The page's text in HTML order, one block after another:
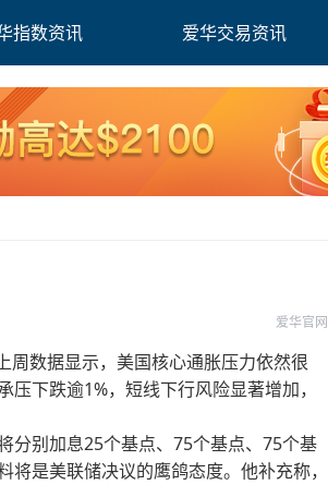
指数资讯 爱华交易资讯
爱华官网
数据显示，美国核心通胀压力依然很
下跌逾1%，短线下行风险显著增加，
分别加息25个基点、75个基点、75个基
是美联储决议的鹰鸽态度。他补充称，